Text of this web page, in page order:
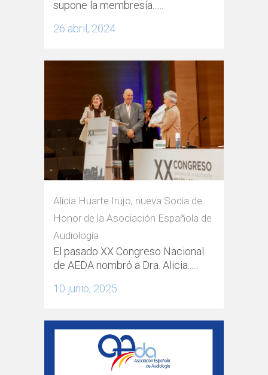
supone la membresía......
26 abril, 2024
Alicia Huarte Irujo, nueva Socia de
Honor de la Asociación Española de
Audiología
El pasado XX Congreso Nacional
de AEDA nombró a Dra. Alicia......
10 junio, 2025